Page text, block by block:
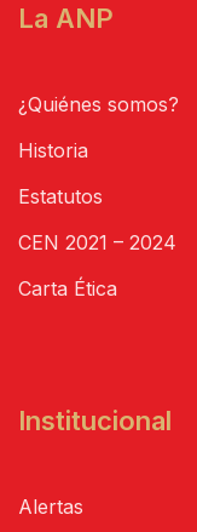
La ANP
¿Quiénes somos?
Historia
Estatutos
CEN 2021 – 2024
Carta Ética
Institucional
Alertas